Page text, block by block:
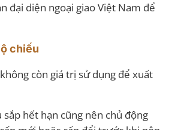
đại diện ngoại giao Việt Nam để
chiếu
còn giá trị sử dụng để xuất
hết hạn cũng nên chủ động